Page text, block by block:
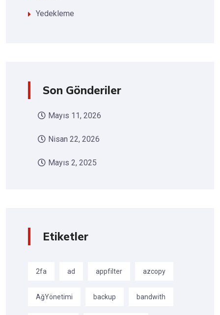
Yedekleme
Son Gönderiler
Mayıs 11, 2026
Nisan 22, 2026
Mayıs 2, 2025
Etiketler
2fa ad appfilter azcopy
AğYönetimi backup bandwith